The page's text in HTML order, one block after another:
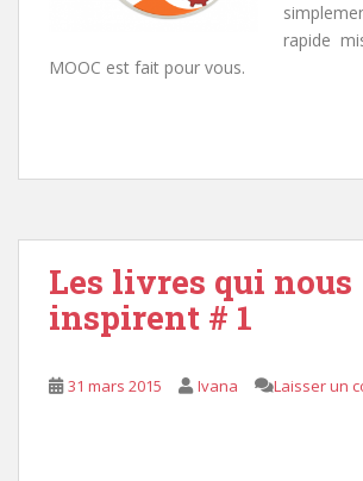
rapide
MOOC est fait pour vous.
Les livres qui nous
inspirent # 1
31 mars 2015 Ivana Laisser un